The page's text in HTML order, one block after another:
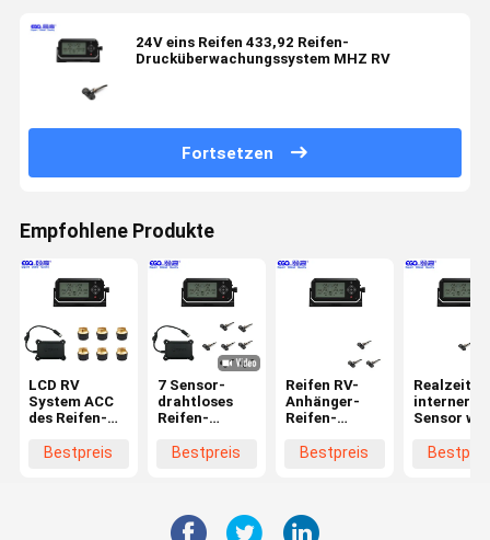
24V eins Reifen 433,92 Reifen-
Drucküberwachungssystem MHZ RV
Fortsetzen
Empfohlene Produkte
LCD RV
System ACC
des Reifen-
Auto-TPMS
Bestpreis
7 Sensor-
drahtloses
Reifen-
für RV
Bestpreis
Reifen RV-
Anhänger-
Reifen-
LCD-
Bestpreis
interner
Sensor
System RV